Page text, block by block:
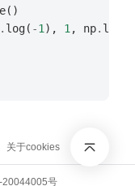
()
. log( -1 ), 1 , np. log
20044005号
关于cookies